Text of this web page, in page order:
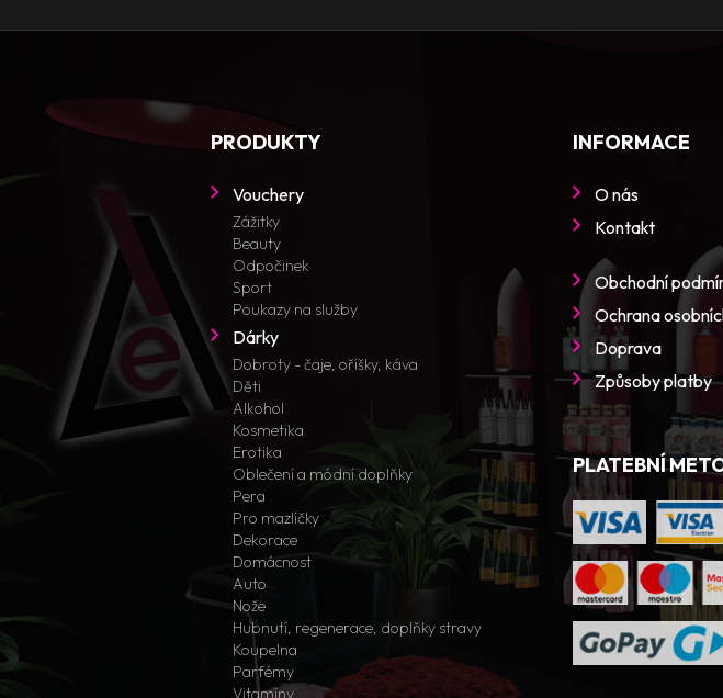
PRODUKTY
Vouchery
Zážitky
Beauty
Odpočinek
Sport
Poukazy na služby
Dárky
Dobroty - čaje, oříšky, káva
Děti
Alkohol
Kosmetika
Erotika
Oblečení a módní doplňky
Pera
Pro mazlíčky
Dekorace
Domácnost
Auto
Nože
Hubnutí, regenerace, doplňky stravy
Koupelna
Parfémy
Vitamíny
INFORMACE
O nás
Kontakt
Obchodní
Ochrana
Doprava
Způsoby platby
PLATEBNÍ